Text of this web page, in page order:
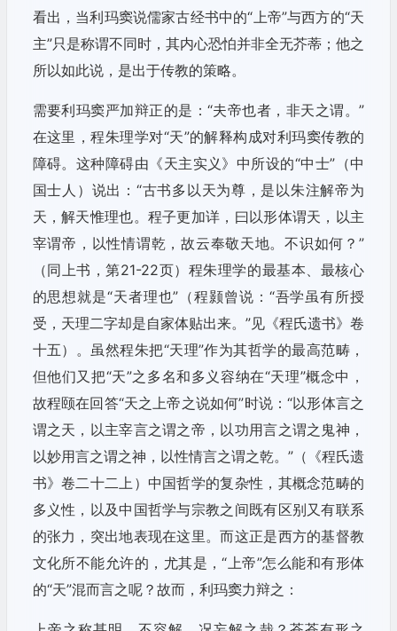
看出，当利玛窦说儒家古经书中的“上帝”与西方的“天
主”只是称谓不同时，其内心恐怕并非全无芥蒂；他之
所以如此说，是出于传教的策略。
需要利玛窦严加辩正的是：“夫帝也者，非天之谓。”
在这里，程朱理学对“天”的解释构成对利玛窦传教的
障碍。这种障碍由《天主实义》中所设的“中士”（中
国士人）说出：“古书多以天为尊，是以朱注解帝为
天，解天惟理也。程子更加详，曰以形体谓天，以主
宰谓帝，以性情谓乾，故云奉敬天地。不识如何？”
（同上书，第21-22页）程朱理学的最基本、最核心
的思想就是“天者理也”（程颢曾说：“吾学虽有所授
受，天理二字却是自家体贴出来。”见《程氏遗书》卷
十五）。虽然程朱把“天理”作为其哲学的最高范畴，
但他们又把“天”之多名和多义容纳在“天理”概念中，
故程颐在回答“天之上帝之说如何”时说：“以形体言之
谓之天，以主宰言之谓之帝，以功用言之谓之鬼神，
以妙用言之谓之神，以性情言之谓之乾。”（《程氏遗
书》卷二十二上）中国哲学的复杂性，其概念范畴的
多义性，以及中国哲学与宗教之间既有区别又有联系
的张力，突出地表现在这里。而这正是西方的基督教
文化所不能允许的，尤其是，“上帝”怎么能和有形体
的“天”混而言之呢？故而，利玛窦力辩之：